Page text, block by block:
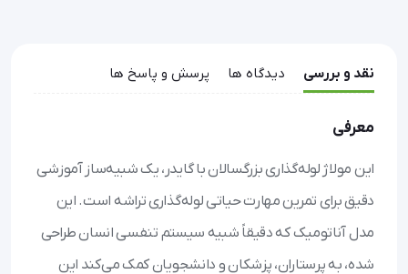
نقد و بررسی دیدگاه ها پرسش و پاسخ ها
معرفی
این مولاژ لوله‌گذاری بزرگسالان با گایدر، یک شبیه‌ساز آموزشی
دقیق برای تمرین مهارت حیاتی لوله‌گذاری تراشه است. این
مدل آناتومیک که دقیقاً شبیه سیستم تنفسی انسان طراحی
شده، به پرستاران، پزشکان و دانشجویان کمک می‌کند این